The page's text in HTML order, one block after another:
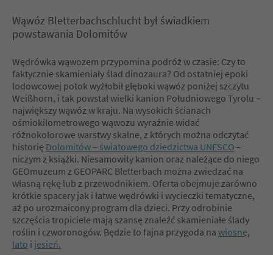
Wąwóz Bletterbachschlucht był świadkiem
powstawania Dolomitów
Wędrówka wąwozem przypomina podróż w czasie: Czy to
faktycznie skamieniały ślad dinozaura? Od ostatniej epoki
lodowcowej potok wyżłobił głęboki wąwóz poniżej szczytu
Weißhorn, i tak powstał wielki kanion Południowego Tyrolu –
największy wąwóz w kraju. Na wysokich ścianach
ośmiokilometrowego wąwozu wyraźnie widać
różnokolorowe warstwy skalne, z których można odczytać
historię Dolomitów – światowego dziedzictwa UNESCO –
niczym z książki. Niesamowity kanion oraz należące do niego
GEOmuzeum z GEOPARC Bletterbach można zwiedzać na
własną rękę lub z przewodnikiem. Oferta obejmuje zarówno
krótkie spacery jak i łatwe wędrówki i wycieczki tematyczne,
aż po urozmaicony program dla dzieci. Przy odrobinie
szczęścia tropiciele mają szansę znaleźć skamieniałe ślady
roślin i czworonogów. Będzie to fajna przygoda na wiosnę,
lato i jesień.